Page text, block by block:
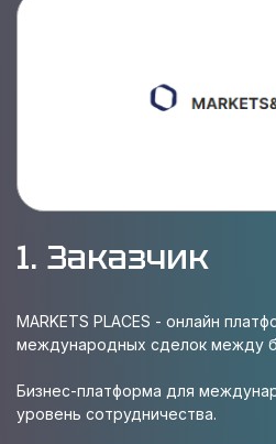
1. Заказчик
MARKETS PLACES - онлайн
международных сделок между
Бизнес-платформа для
уровень сотрудничества.